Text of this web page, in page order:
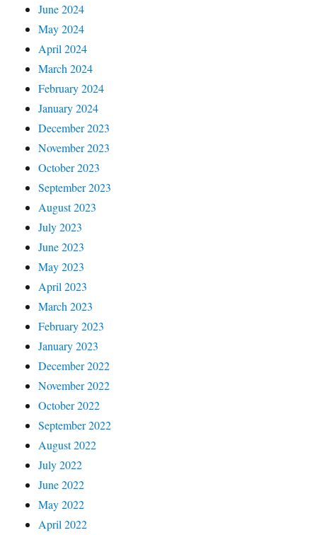
June 2024
May 2024
April 2024
March 2024
February 2024
January 2024
December 2023
November 2023
October 2023
September 2023
August 2023
July 2023
June 2023
May 2023
April 2023
March 2023
February 2023
January 2023
December 2022
November 2022
October 2022
September 2022
August 2022
July 2022
June 2022
May 2022
April 2022